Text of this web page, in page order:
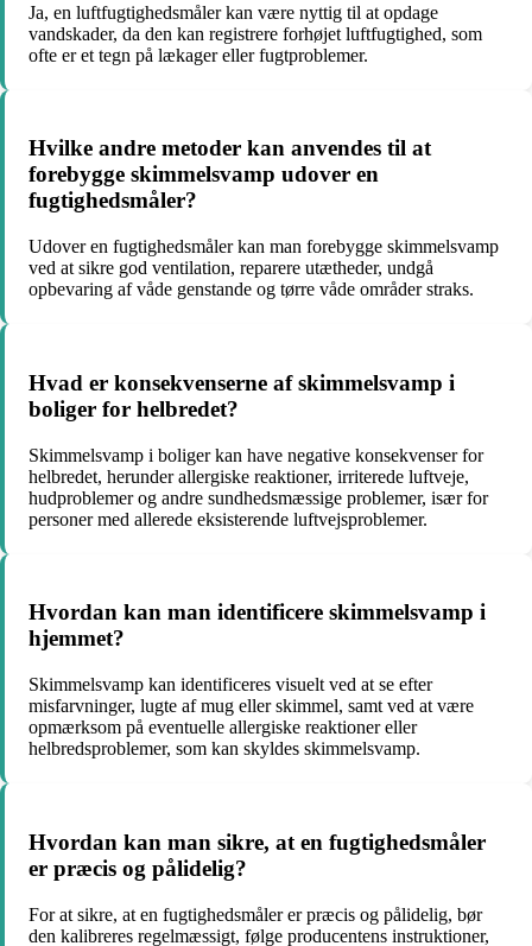
Ja, en luftfugtighedsmåler kan være nyttig til at opdage
vandskader, da den kan registrere forhøjet luftfugtighed, som
ofte er et tegn på lækager eller fugtproblemer.
Hvilke andre metoder kan anvendes til at
forebygge skimmelsvamp udover en
fugtighedsmåler?
Udover en fugtighedsmåler kan man forebygge skimmelsvamp
ved at sikre god ventilation, reparere utætheder, undgå
opbevaring af våde genstande og tørre våde områder straks.
Hvad er konsekvenserne af skimmelsvamp i
boliger for helbredet?
Skimmelsvamp i boliger kan have negative konsekvenser for
helbredet, herunder allergiske reaktioner, irriterede luftveje,
hudproblemer og andre sundhedsmæssige problemer, især for
personer med allerede eksisterende luftvejsproblemer.
Hvordan kan man identificere skimmelsvamp i
hjemmet?
Skimmelsvamp kan identificeres visuelt ved at se efter
misfarvninger, lugte af mug eller skimmel, samt ved at være
opmærksom på eventuelle allergiske reaktioner eller
helbredsproblemer, som kan skyldes skimmelsvamp.
Hvordan kan man sikre, at en fugtighedsmåler
er præcis og pålidelig?
For at sikre, at en fugtighedsmåler er præcis og pålidelig, bør
den kalibreres regelmæssigt, følge producentens instruktioner,